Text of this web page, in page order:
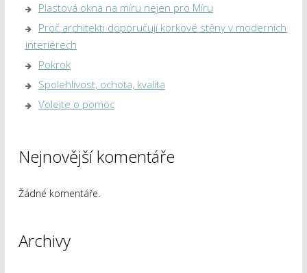
Plastová okna na míru nejen pro Míru
Proč architekti doporučují korkové stěny v moderních
interiérech
Pokrok
Spolehlivost, ochota, kvalita
Volejte o pomoc
Nejnovější komentáře
Žádné komentáře.
Archivy